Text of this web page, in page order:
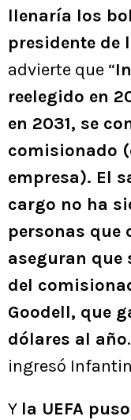
llenaría los
presidente de
advierte que “
reelegido en
en 2031, se
comisionado
empresa). El
cargo no ha
personas que
aseguran que
del
Goodell, que
dólares al año
ingresó
Y la UEFA